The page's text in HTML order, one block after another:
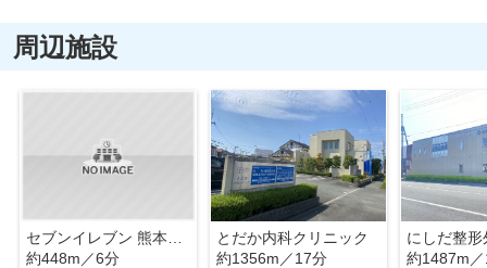
周辺施設
約448m／6分
とだか内科クリニック
約1356m／17分
にしだ整形
約1487m